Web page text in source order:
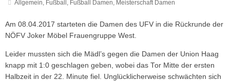
Allgemein, Fußball , Fußball Damen, Meisterschaft Damen
Am 08.04.2017 starteten die Damen des UFV in die Rückrunde der
NÖFV Joker Möbel Frauengruppe West.
Leider mussten sich die Mädl’s gegen die Damen der Union Haag
knapp mit 1:0 geschlagen geben, wobei das Tor Mitte der ersten
Halbzeit in der 22. Minute fiel. Unglücklicherweise schwächten sich